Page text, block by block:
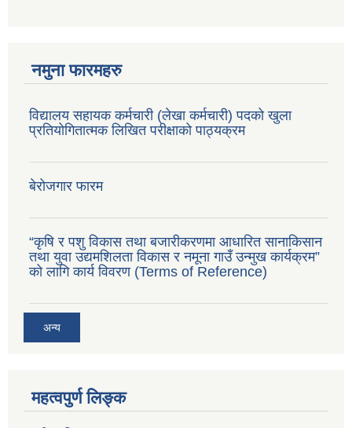
नमुना फारमहरु
विद्यालय सहायक कर्मचारी (लेखा कर्मचारी) पदको खुला
प्रतियोगितात्मक लिखित परीक्षाको पाठ्यक्रम
बेरोजगार फारम
“कृषि र पशु विकास तथा बजारीकरणमा आधारित सानाकिसान
तथा युवा उद्यमशिलता विकास र नमूना गाउँ उन्मुख कार्यक्रम”
को लागि कार्य विवरण (Terms of Reference)
अन्य
महत्वपुर्ण लिङ्क